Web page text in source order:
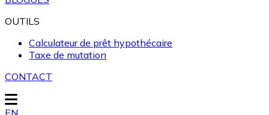
OUTILS
Calculateur de prêt hypothécaire
Taxe de mutation
CONTACT
EN